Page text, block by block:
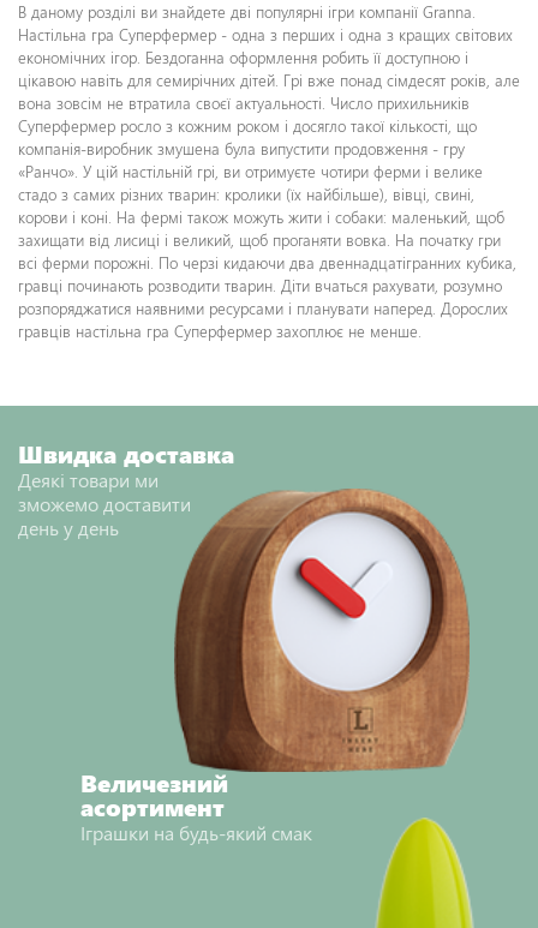
В даному розділі ви знайдете дві популярні ігри компанії Granna.
Настільна гра Суперфермер - одна з перших і одна з кращих світових
економічних ігор. Бездоганна оформлення робить її доступною і
цікавою навіть для семирічних дітей. Грі вже понад сімдесят років, але
вона зовсім не втратила своєї актуальності. Число прихильників
Суперфермер росло з кожним роком і досягло такої кількості, що
компанія-виробник змушена була випустити продовження - гру
«Ранчо». У цій настільній грі, ви отримуєте чотири ферми і велике
стадо з самих різних тварин: кролики (їх найбільше), вівці, свині,
корови і коні. На фермі також можуть жити і собаки: маленький, щоб
захищати від лисиці і великий, щоб проганяти вовка. На початку гри
всі ферми порожні. По черзі кидаючи два двеннадцатігранних кубика,
гравці починають розводити тварин. Діти вчаться рахувати, розумно
розпоряджатися наявними ресурсами і планувати наперед. Дорослих
гравців настільна гра Суперфермер захоплює не менше.
Швидка доставка
Деякі товари ми
зможемо доставити
день у день
Величезний
асортимент
Іграшки на будь-який смак